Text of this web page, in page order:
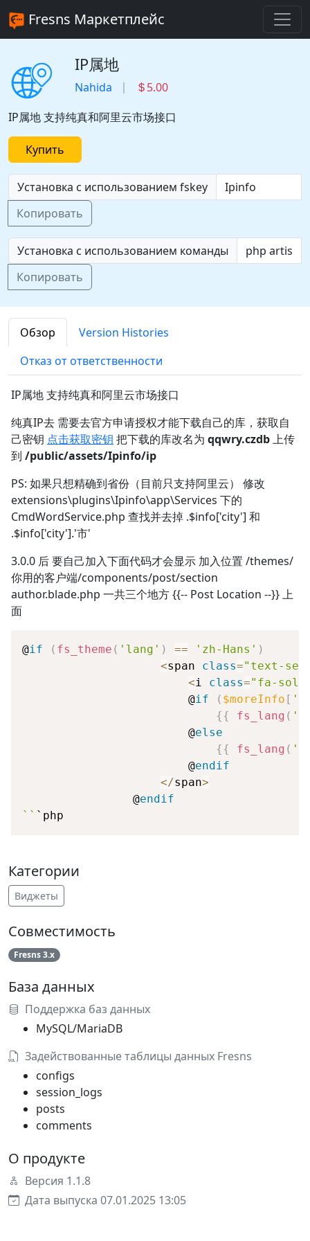
Fresns Маркетплейс
IP属地
Nahida
5.00
IP属地 支持纯真和阿里云市场接口
Купить
Установка с использованием fskey
Копировать
Установка с использованием команды
Копировать
Обзор
Version Histories
Отказ от ответственности
IP属地 支持纯真和阿里云市场接口
纯真IP去 需要去官方申请授权才能下载自己的库，获取自
己密钥 点击获取密钥 把下载的库改名为 qqwry.czdb上传
到 /public/assets/Ipinfo/ip
PS: 如果只想精确到省份（目前只支持阿里云） 修改
extensions\plugins\Ipinfo\app\Services 下的
CmdWordService.php 查找并去掉 .$info['city'] 和
.$info['city'].'市'
3.0.0 后 要自己加入下面代码才会显示 加入位置 /themes/
你用的客户端/components/post/section
author.blade.php 一共三个地方 {{-- Post Location --}} 上
面
@if ( fs_theme ( 'lang' ) == 'zh-Hans' )
<span class="text-
<i class="fa-
                        @
if ( $moreInfo [
{{ fs_lang (
                        @
else
{{ fs_lang (
                        @
endif
</span>
                @
endif
``
Категории
Виджеты
Совместимость
Fresns 3.x
База данных
Поддержка баз данных
MySQL/MariaDB
Задействованные таблицы данных Fresns
configs
session_logs
posts
comments
О продукте
Версия 1.1.8
Дата выпуска 07.01.2025 13:05